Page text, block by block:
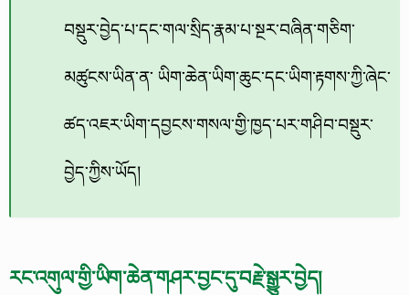
བསྡུར་བྱེད་པ་དང་གལ་སྲིད་རྣམ་པ་སྔར་བཞིན་གཅིག་
མཚུངས་ཡིན་ན་ ཡིག་ཆེན་ཡིག་ཆུང་དང་ཡིག་རྟགས་ཀྱི་ཞེང་
ཚད་འཇར་ཡིག་དབྱངས་གསལ་གྱི་ཁྱད་པར་གཤིབ་བསྡུར་
བྱེད་ཀྱིས་ཡོད།
རང་འགུལ་གྱི་ཡིག་ཆེན་གཤར་བྱང་དུ་བརྗེ་སྒྱུར་བྱེད།